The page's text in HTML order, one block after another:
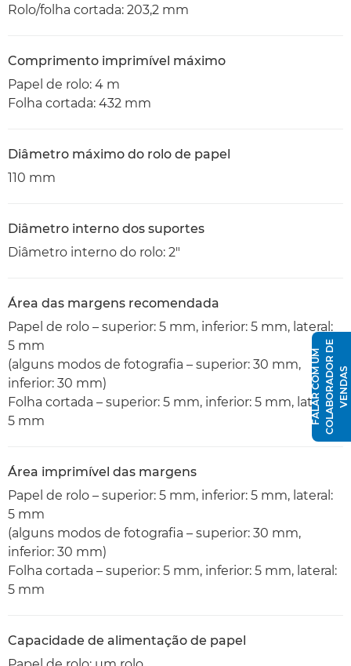
Rolo/folha cortada: 203,2 mm
Comprimento imprimível máximo
Papel de rolo: 4 m
Folha cortada: 432 mm
Diâmetro máximo do rolo de papel
110 mm
Diâmetro interno dos suportes
Diâmetro interno do rolo: 2"
Área das margens recomendada
Papel de rolo – superior: 5 mm, inferior: 5 mm, lateral:
5 mm
(alguns modos de fotografia – superior: 30 mm,
inferior: 30 mm)
Folha cortada – superior: 5 mm, inferior: 5 mm, lateral:
5 mm
Área imprimível das margens
Papel de rolo – superior: 5 mm, inferior: 5 mm, lateral:
5 mm
(alguns modos de fotografia – superior: 30 mm,
inferior: 30 mm)
Folha cortada – superior: 5 mm, inferior: 5 mm, lateral:
5 mm
Capacidade de alimentação de papel
F
A
L
A
R
C
O M
U
M
C
O
L
A
B
O
R
A
D
O
R
DE
V
E
N
D
A S